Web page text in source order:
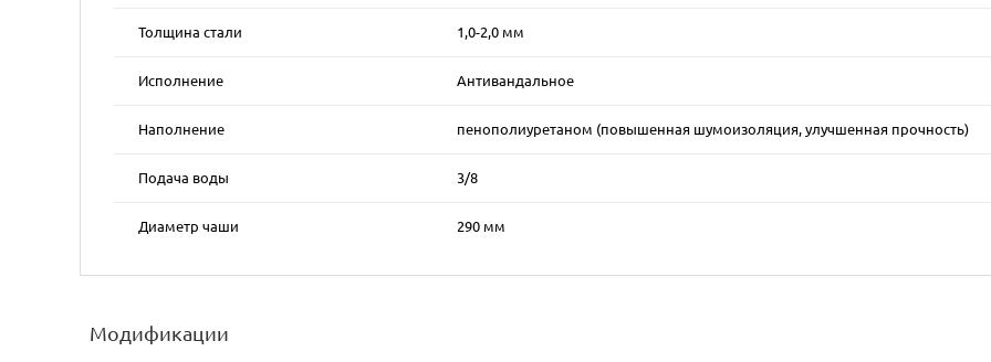
Толщина стали 1,0-2,0 мм
Исполнение Антивандальное
Наполнение пенополиуретаном (повышенная шумоизоляция, улучшенная прочность)
Подача воды 3/8
Диаметр чаши 290 мм
Модификации